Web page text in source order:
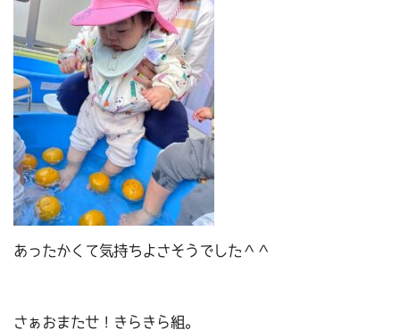
あったかくて気持ちよさそうでした＾＾
さぁおまたせ！きらきら組。